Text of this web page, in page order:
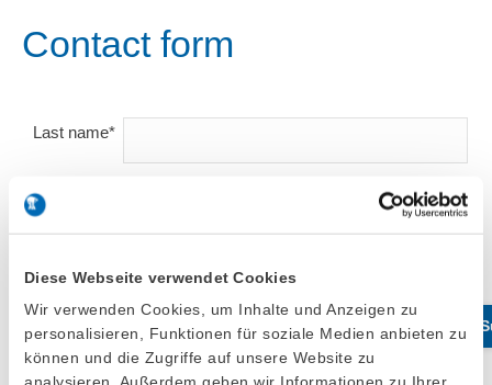
Diese Webseite verwendet Cookies
Wir verwenden Cookies, um Inhalte und Anzeigen zu
personalisieren, Funktionen für soziale Medien anbieten zu
können und die Zugriffe auf unsere Website zu
Contact form
Last name*
First name*
name
Phone